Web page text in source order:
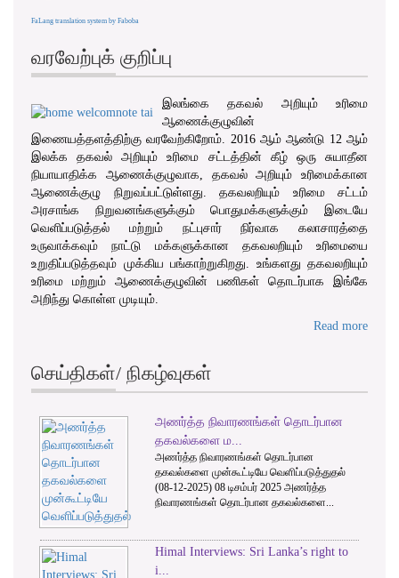
FaLang translation system by Faboba
வரவேற்புக் குறிப்பு
இலங்கை தகவல் அறியும் உரிமை
ஆணைக்குழுவின்
இணையத்தளத்திற்கு வரவேற்கிறோம். 2016 ஆம் ஆண்டு 12 ஆம்
இலக்க தகவல் அறியும் உரிமை சட்டத்தின் கீழ் ஒரு சுயாதீன
நியாயாதிக்க ஆணைக்குழுவாக, தகவல் அறியும் உரிமைக்கான
ஆணைக்குழு நிறுவப்பட்டுள்ளது. தகவலறியும் உரிமை சட்டம்
அரசாங்க நிறுவனங்களுக்கும் பொதுமக்களுக்கும் இடையே
வெளிப்படுத்தல் மற்றும் நட்புசார் நிர்வாக கலாசாரத்தை
உருவாக்கவும் நாட்டு மக்களுக்கான தகவலறியும் உரிமையை
உறுதிப்படுத்தவும் முக்கிய பங்காற்றுகிறது. உங்களது தகவலறியும்
உரிமை மற்றும் ஆணைக்குழுவின் பணிகள் தொடர்பாக இங்கே
அறிந்து கொள்ள முடியும்.
Read more
செய்திகள்/ நிகழ்வுகள்
1 2
அணர்த்த நிவாரணங்கள் தொடர்பான
தகவல்களை ம...
அணர்த்த நிவாரணங்கள் தொடர்பான
தகவல்களை முன்கூட்டியே வெளிப்படுத்துதல்
(08-12-2025) 08 டிசம்பர் 2025 அணர்த்த
நிவாரணங்கள் தொடர்பான தகவல்களை...
Himal Interviews: Sri Lanka’s right to
i...